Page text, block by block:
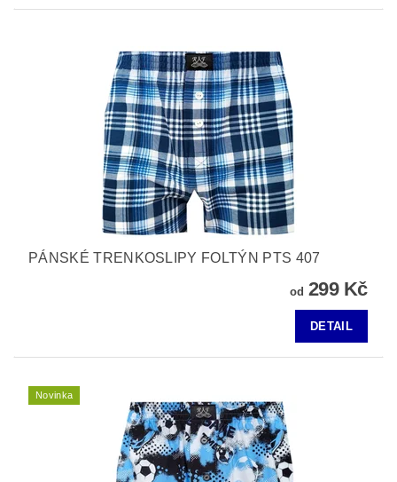
PÁNSKÉ TRENKOSLIPY FOLTÝN PTS 407
od 299 Kč
DETAIL
Novinka